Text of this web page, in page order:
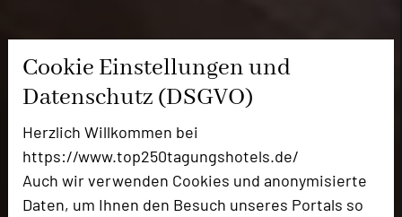
Cookie Einstellungen und
Datenschutz (DSGVO)
Herzlich Willkommen bei
https://www.top250tagungshotels.de/
Auch wir verwenden Cookies und anonymisierte
Daten, um Ihnen den Besuch unseres Portals so